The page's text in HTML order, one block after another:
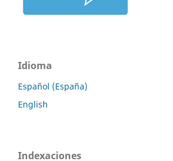
Idioma
Español (España)
English
Indexaciones